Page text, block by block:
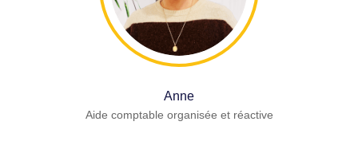
Anne
Aide comptable organisée et réactive